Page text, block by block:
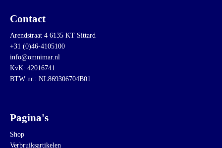
Contact
Arendstraat 4 6135 KT Sittard
+31 (0)46-4105100
info@omnimar.nl
KvK: 42016741
BTW nr.: NL869306704B01
Pagina's
Shop
Verbruiksartikelen